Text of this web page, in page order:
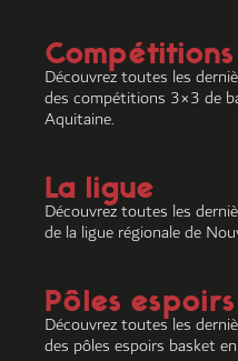
Découvrez toutes les
des compétitions 3×3 de
Aquitaine.
La ligue
Découvrez toutes les
de la ligue régionale de
Pôles espoirs
Découvrez toutes les
des pôles espoirs basket